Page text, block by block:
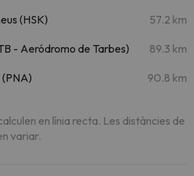
(HSK) 57.2 km
- Aeródromo de Tarbes) 89.3 km
90.8 km
en línia recta. Les distàncies de
variar.